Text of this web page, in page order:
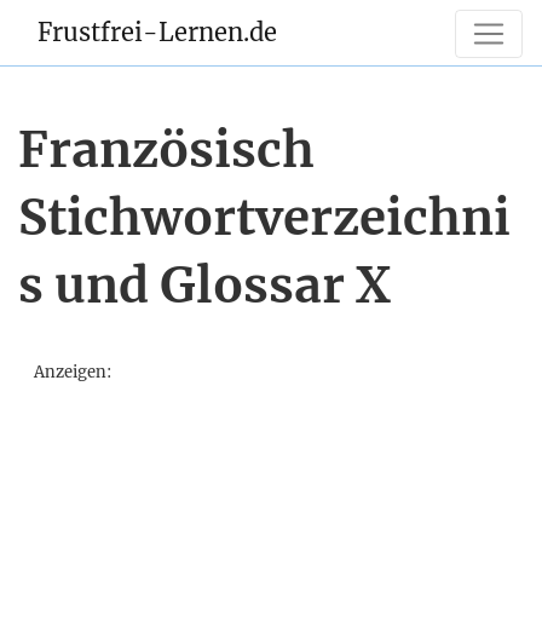
Frustfrei-Lernen.de
Französisch
Stichwortverzeichni
s und Glossar X
Anzeigen: